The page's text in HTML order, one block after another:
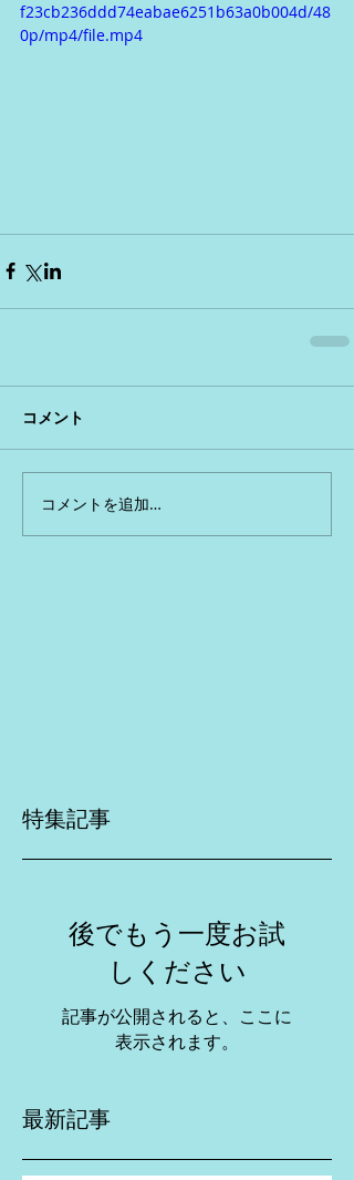
f23cb236ddd74eabae6251b63a0b004d/48
0p/mp4/file.mp4
コメント
コメントを追加…
特集記事
後でもう一度お試
しください
記事が公開されると、ここに
表示されます。
最新記事